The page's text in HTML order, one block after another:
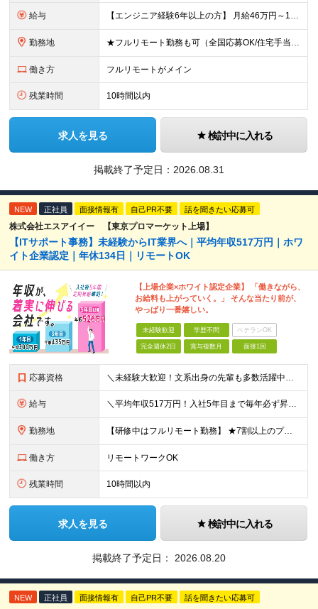
給与 【エンジニア経験6年以上の方】 月給46万円～100万円（固定残業代含む） ※上記月給には月30時間分の固定残業代（月8万7,400円～月19万円）を含む。超過分は全額支給。 【エンジニア経験4年以
勤務地 ★フルリモート勤務も可（全国応募OK/住宅手当を支給します） ※案件によって常駐が必要になる場合があります。 ※希望がない限り、転勤はありません ※U・Iターン歓迎 ★ルトラの社員は全国各地で活躍中
働き方 フルリモートがメイン
残業時間 10時間以内
求人を見る 検討中に入れる
掲載終了予定日： 2026.08.31
NEW 正社員 面接情報有 自己PR不要 話を聞きたい応募可
株式会社エスアイイー 【東京プロマーケット上場】
【ITサポート事務】未経験からIT業界へ｜平均年収517万円｜ホワ
イト企業認定｜年休134日｜リモートOK
【上場企業×ホワイト認定企業】 「働きながら、
お給料も上がっていく。」 そんな当たり前が、
やっぱり一番嬉しい。
未経験歓迎 学歴不問 ベテランOK
完全週休2日 賞与複数月 面接1回
応募資格 ＼未経験大歓迎！文系出身の先輩も多数活躍中／ ◆PCスキルに自信のない方も歓迎 ◆完全未経験OK ◆社会人デビューもOK ◆学歴不問 「働きながら少しずつ専門スキルを身につけたい」という意欲重視の採
給与 ＼平均年収517万円！入社5年目まで毎年必ず昇給／ ■賞与年3回 ■年収800万円以上も可 ■入社3年以上の平均年収469.2万円 月給23万2000円以上＋賞与年3回＋各種手当 ☆入社5年目まで最
勤務地 【研修中はフルリモート勤務】 ★7割以上のプロジェクトでリモートワークを導入 ★一都三県のプロジェクト先 ★転居を伴う転勤なし ＜プロジェクト先＞ 東京・神奈川・千葉・埼玉でのプロジェクト先にて勤務
働き方 リモートワークOK
残業時間 10時間以内
求人を見る 検討中に入れる
掲載終了予定日： 2026.08.20
NEW 正社員 面接情報有 自己PR不要 話を聞きたい応募可